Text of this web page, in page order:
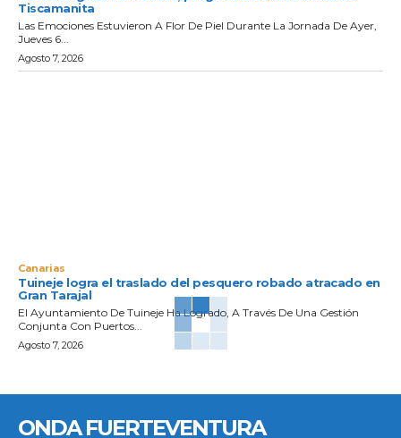
Tiscamanita
Las Emociones Estuvieron A Flor De Piel Durante La Jornada De Ayer,
Jueves 6...
Agosto 7, 2026
Canarias
Tuineje logra el traslado del pesquero robado atracado en
Gran Tarajal
El Ayuntamiento De Tuineje Ha Logrado, A Través De Una Gestión
Conjunta Con Puertos...
Agosto 7, 2026
ONDA FUERTEVENTURA